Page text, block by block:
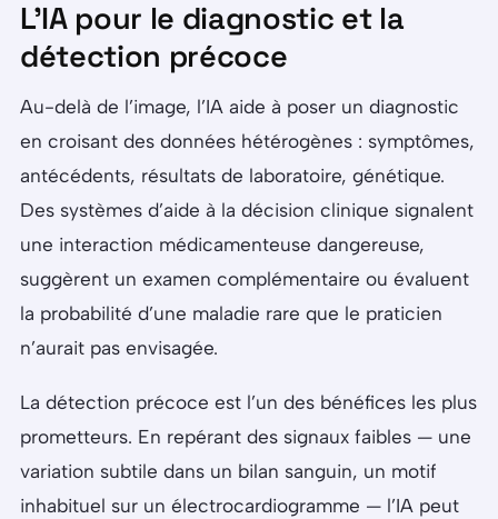
L’IA pour le diagnostic et la
détection précoce
Au-delà de l’image, l’IA aide à poser un diagnostic
en croisant des données hétérogènes : symptômes,
antécédents, résultats de laboratoire, génétique.
Des systèmes d’aide à la décision clinique signalent
une interaction médicamenteuse dangereuse,
suggèrent un examen complémentaire ou évaluent
la probabilité d’une maladie rare que le praticien
n’aurait pas envisagée.
La détection précoce est l’un des bénéfices les plus
prometteurs. En repérant des signaux faibles — une
variation subtile dans un bilan sanguin, un motif
inhabituel sur un électrocardiogramme — l’IA peut